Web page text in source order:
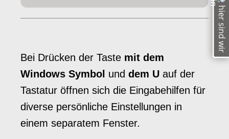
hier sind wir
Bei Drücken der Taste mit dem
Windows Symbol und dem U auf der
Tastatur öffnen sich die Eingabehilfen für
diverse persönliche Einstellungen in
einem separatem Fenster.